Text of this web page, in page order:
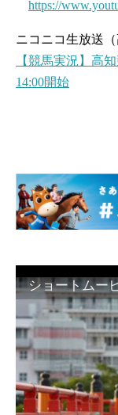
https://
ニコニコ生放送
【競馬実況】高
14:00開始
ショートムー